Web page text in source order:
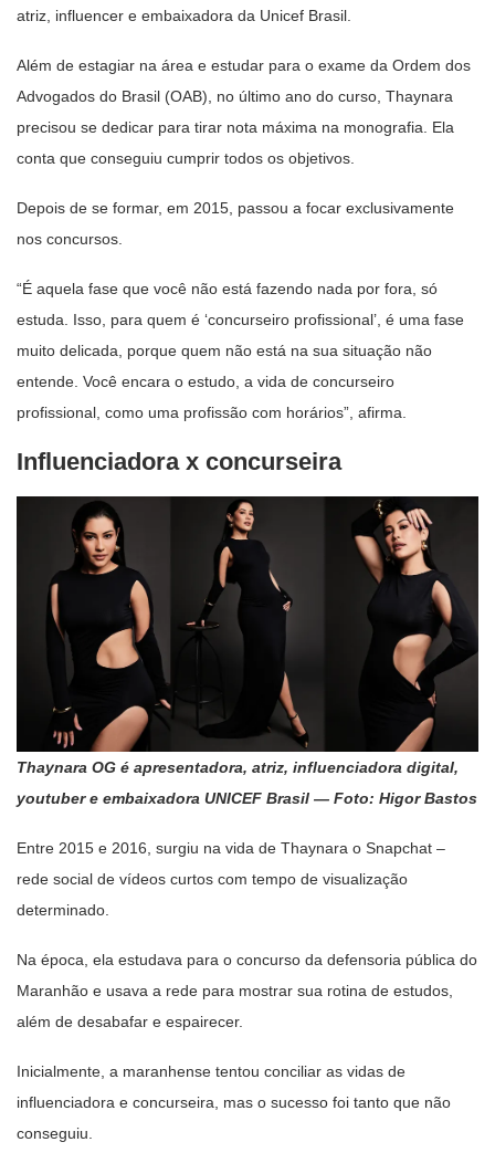
atriz, influencer e embaixadora da Unicef Brasil.
Além de estagiar na área e estudar para o exame da Ordem dos
Advogados do Brasil (OAB), no último ano do curso, Thaynara
precisou se dedicar para tirar nota máxima na monografia. Ela
conta que conseguiu cumprir todos os objetivos.
Depois de se formar, em 2015, passou a focar exclusivamente
nos concursos.
“É aquela fase que você não está fazendo nada por fora, só
estuda. Isso, para quem é ‘concurseiro profissional’, é uma fase
muito delicada, porque quem não está na sua situação não
entende. Você encara o estudo, a vida de concurseiro
profissional, como uma profissão com horários”, afirma.
Influenciadora x concurseira
Thaynara OG é apresentadora, atriz, influenciadora digital,
youtuber e embaixadora UNICEF Brasil — Foto: Higor Bastos
Entre 2015 e 2016, surgiu na vida de Thaynara o Snapchat –
rede social de vídeos curtos com tempo de visualização
determinado.
Na época, ela estudava para o concurso da defensoria pública do
Maranhão e usava a rede para mostrar sua rotina de estudos,
além de desabafar e espairecer.
Inicialmente, a maranhense tentou conciliar as vidas de
influenciadora e concurseira, mas o sucesso foi tanto que não
conseguiu.